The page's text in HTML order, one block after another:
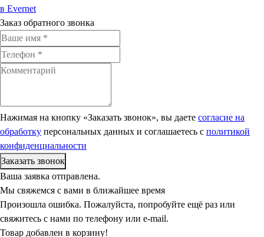
в Evernet
Заказ обратного звонка
Нажимая на кнопку «Заказать звонок», вы даете согласие на
обработку персональных данных и соглашаетесь c политикой
конфиденциальности
Ваша заявка отправлена.
Мы свяжемся с вами в ближайшее время
Произошла ошибка. Пожалуйста, попробуйте ещё раз или
свяжитесь с нами по телефону или e-mail.
Товар добавлен в корзину!